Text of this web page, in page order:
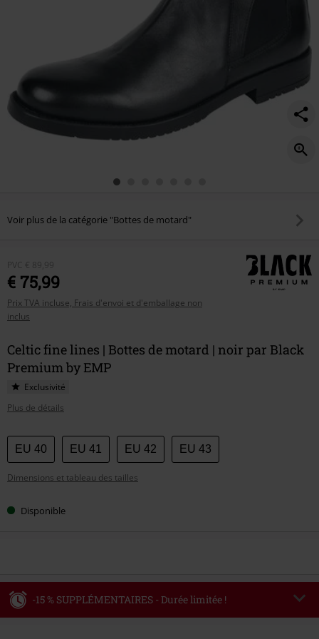
Voir plus de la catégorie "Bottes de motard"
PVC € 89,99
€ 75,99
Prix TVA incluse, Frais d'envoi et d'emballage non
inclus
Celtic fine lines | Bottes de motard | noir par Black
Premium by EMP
Exclusivité
Plus de détails
Choisissez
votre
taille
EU 40 EU 41 EU 42 EU 43
Dimensions et tableau des tailles
Disponible
-15 % SUPPLÉMENTAIRES - Durée limitée !